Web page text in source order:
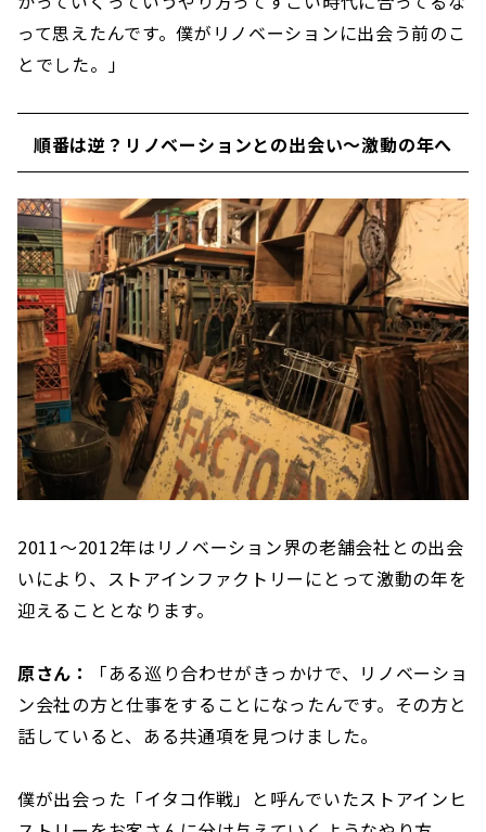
って思えたんです。僕がリノベーションに出会う前のこ
とでした。」
順番は逆？リノベーションとの出会い〜激動の年へ
2011〜2012年はリノベーション界の老舗会社との出会
いにより、ストアインファクトリーにとって激動の年を
迎えることとなります。
原さん：
「ある巡り合わせがきっかけで、リノベーショ
ン会社の方と仕事をすることになったんです。その方と
話していると、ある共通項を見つけました。
僕が出会った「イタコ作戦」と呼んでいたストアインヒ